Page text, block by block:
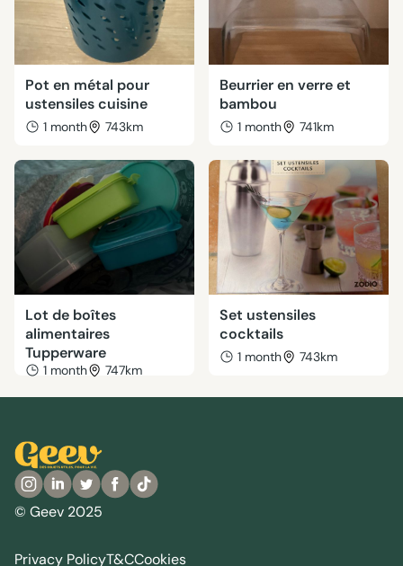
Pot en métal pour
ustensiles cuisine
1 month 743km
Beurrier en verre et
bambou
1 month 741km
Lot de boîtes
alimentaires
Tupperware
1 month 747km
Set ustensiles
cocktails
1 month 743km
© Geev 2025
Privacy PolicyT&CCookies